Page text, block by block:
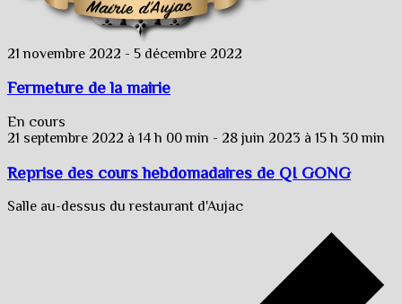
21 novembre 2022 - 5 décembre 2022
Fermeture de la mairie
En cours
21 septembre 2022 à 14 h 00 min - 28 juin 2023 à 15 h 30 min
Reprise des cours hebdomadaires de QI GONG
Salle au-dessus du restaurant d'Aujac